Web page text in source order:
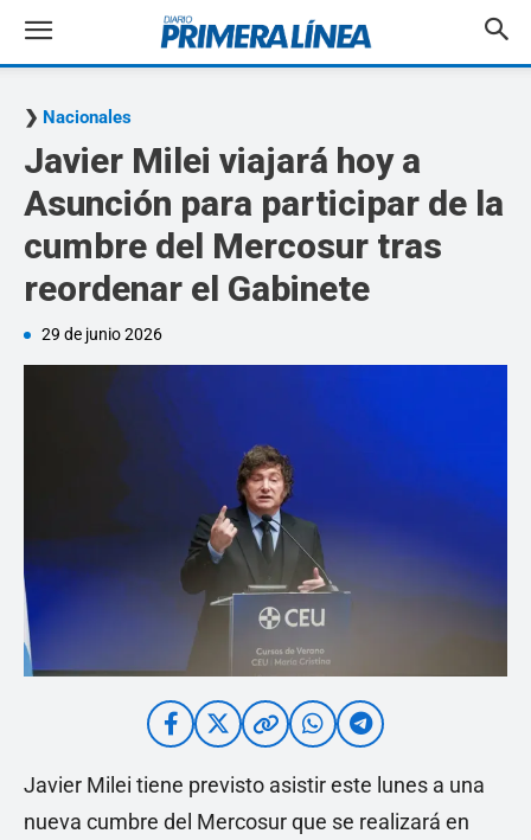
Nacionales
Javier Milei viajará hoy a
Asunción para participar de la
cumbre del Mercosur tras
reordenar el Gabinete
29 de junio 2026
Javier Milei tiene previsto asistir este lunes a una
nueva cumbre del Mercosur que se realizará en